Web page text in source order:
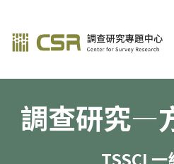
調查研究—方法
調查研究—
TSSCI 一